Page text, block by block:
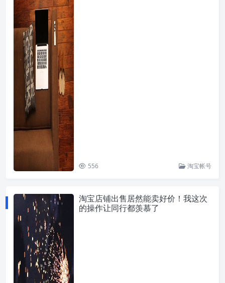
556 淘宝帐号
淘宝店铺出售居然能卖好价！我这次
的操作让同行都羡慕了